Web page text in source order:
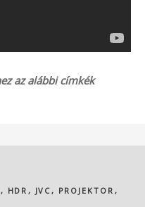
az alábbi címkék
, HDR , JVC , PROJEKTOR ,